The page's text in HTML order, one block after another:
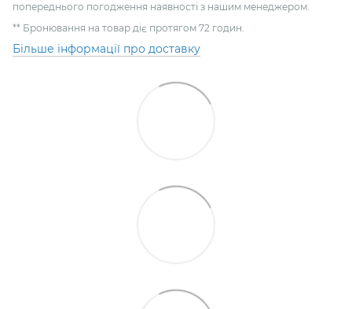
попереднього погодження наявності з нашим менеджером.
** Бронювання на товар діє протягом 72 годин.
Більше інформації про доставку